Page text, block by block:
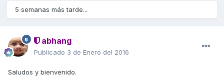
5 semanas más tarde...
abhang
Publicado 3 de Enero del 2016
Saludos y bienvenido.